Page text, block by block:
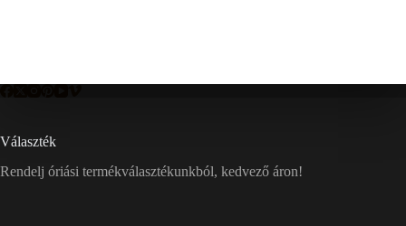
Választék
Rendelj óriási termékválasztékunkból, kedvező áron!